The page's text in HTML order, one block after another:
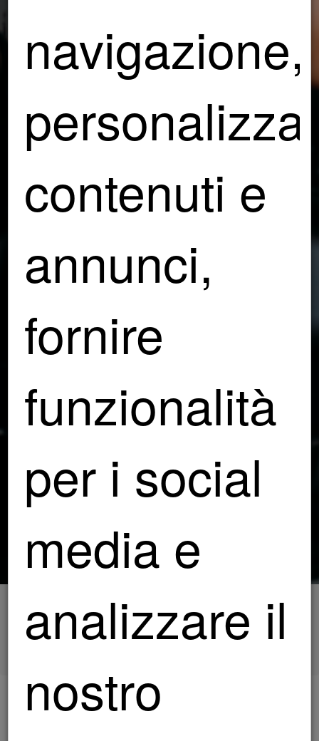
HOME SERVIZI OSCURAMENTO VETRI
navigazione,
contenuti e
annunci,
fornire
funzionalità
per i social
media e
analizzare il
nostro